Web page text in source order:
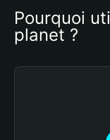
Pourquoi
planet ?